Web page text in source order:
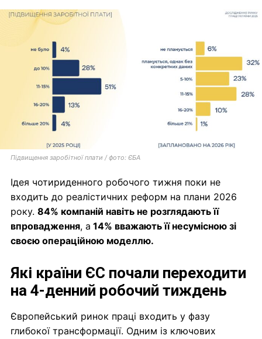
Підвищення заробітної плати / фото: ЄБА
Ідея чотириденного робочого тижня поки не
входить до реалістичних реформ на плани 2026
року. 84% компаній навіть не розглядають її
впровадження, а 14% вважають її несумісною зі
своєю операційною моделлю.
Які країни ЄС почали переходити
на 4-денний робочий тиждень
Європейський ринок праці входить у фазу
глибокої трансформації. Одним із ключових